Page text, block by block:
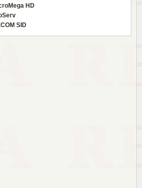
HD
SID